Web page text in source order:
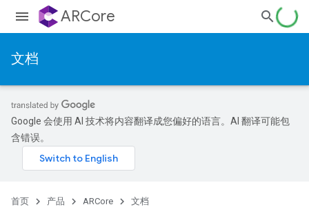
ARCore
文档
Google 会使用 AI 技术将内容翻译成您偏好的语言。AI 翻译可能包
含错误。
首页 产品 ARCore 文档